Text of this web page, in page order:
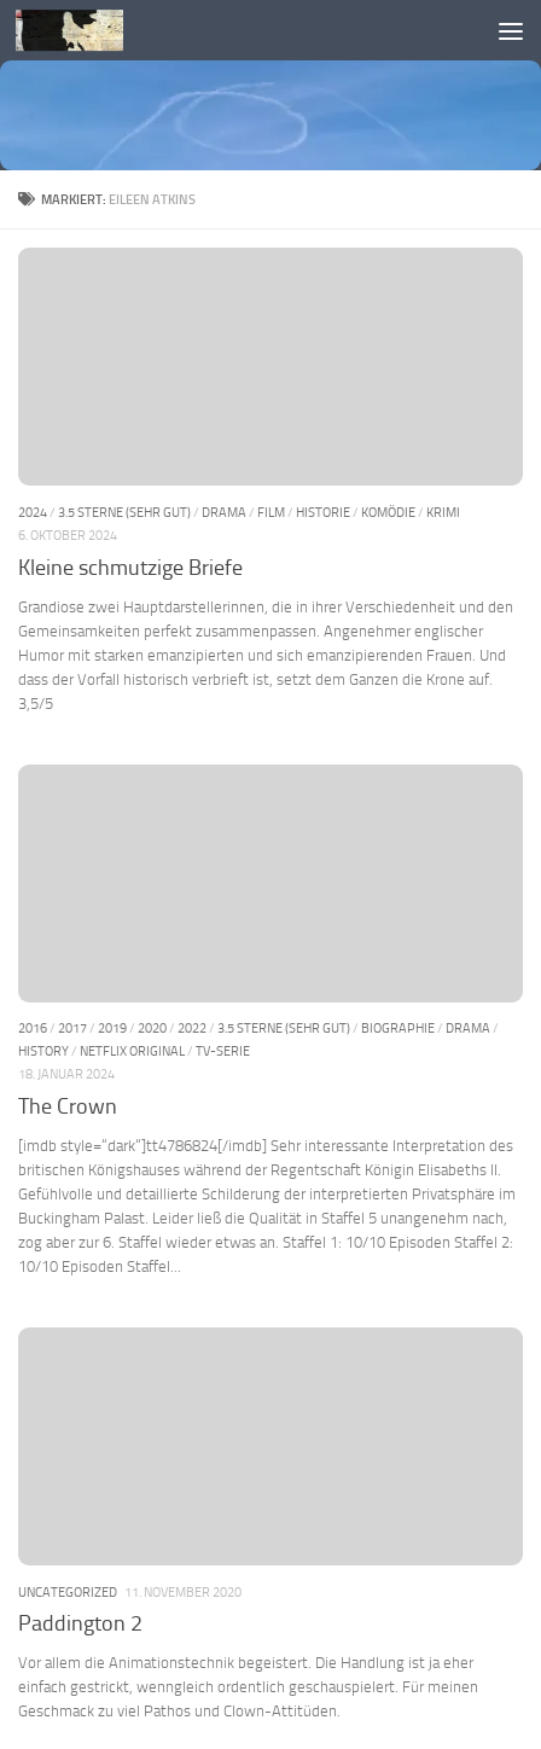
Skip to content
MARKIERT: EILEEN ATKINS
2024/ 3.5 STERNE (SEHR GUT)/ DRAMA / FILM/ HISTORIE/ KOMÖDIE/ KRIMI
6. OKTOBER 2024
Kleine schmutzige Briefe
Grandiose zwei Hauptdarstellerinnen, die in ihrer Verschiedenheit und den
Gemeinsamkeiten perfekt zusammenpassen. Angenehmer englischer
Humor mit starken emanzipierten und sich emanzipierenden Frauen. Und
dass der Vorfall historisch verbrieft ist, setzt dem Ganzen die Krone auf.
3,5/5
2016/ 2017/ 2019/ 2020/ 2022/ 3.5 STERNE (SEHR GUT)/ BIOGRAPHIE/ DRAMA /
HISTORY/ NETFLIX ORIGINAL/ TV-SERIE
18. JANUAR 2024
The Crown
[imdb style=“dark“]tt4786824[/imdb] Sehr interessante Interpretation des
britischen Königshauses während der Regentschaft Königin Elisabeths II.
Gefühlvolle und detaillierte Schilderung der interpretierten Privatsphäre im
Buckingham Palast. Leider ließ die Qualität in Staffel 5 unangenehm nach,
zog aber zur 6. Staffel wieder etwas an. Staffel 1: 10/10 Episoden Staffel 2:
10/10 Episoden Staffel...
UNCATEGORIZED 11. NOVEMBER 2020
Paddington 2
Vor allem die Animationstechnik begeistert. Die Handlung ist ja eher
einfach gestrickt, wenngleich ordentlich geschauspielert. Für meinen
Geschmack zu viel Pathos und Clown-Attitüden.